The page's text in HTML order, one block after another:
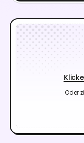
Oder